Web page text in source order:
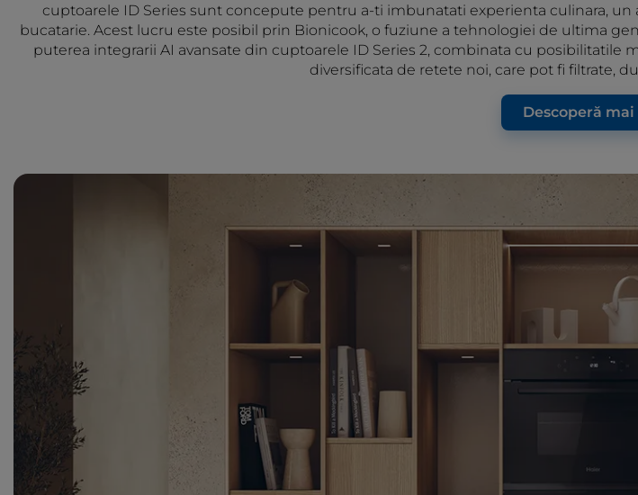
cuptoarele ID Series sunt concepute pentru a-ti imbunatati experienta culinara,
bucatarie. Acest lucru este posibil prin Bionicook, o fuziune a tehnologiei de ultima
puterea integrarii AI avansate din cuptoarele ID Series 2, combinata cu
diversificata de retete noi, care pot fi filtrate,
Descoperă